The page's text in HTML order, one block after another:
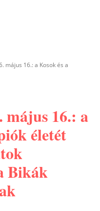
május 16.: a Kosok és a
május 16.: a
életét
Bikák